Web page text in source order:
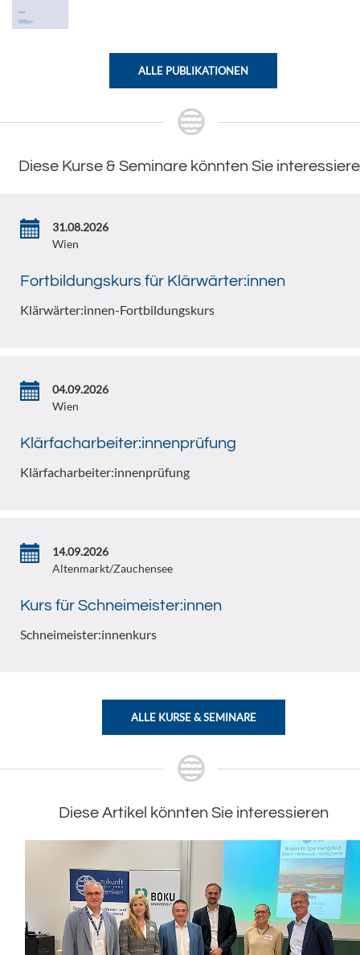
ALLE PUBLIKATIONEN
Diese Kurse & Seminare könnten Sie
31.08.2026
Wien
Fortbildungskurs für Klärwärter:innen
Klärwärter:innen-Fortbildungskurs
04.09.2026
Wien
Klärfacharbeiter:innenprüfung
Klärfacharbeiter:innenprüfung
14.09.2026
Altenmarkt/Zauchensee
Kurs für Schneimeister:innen
Schneimeister:innenkurs
ALLE KURSE & SEMINARE
Diese Artikel könnten Sie interessieren